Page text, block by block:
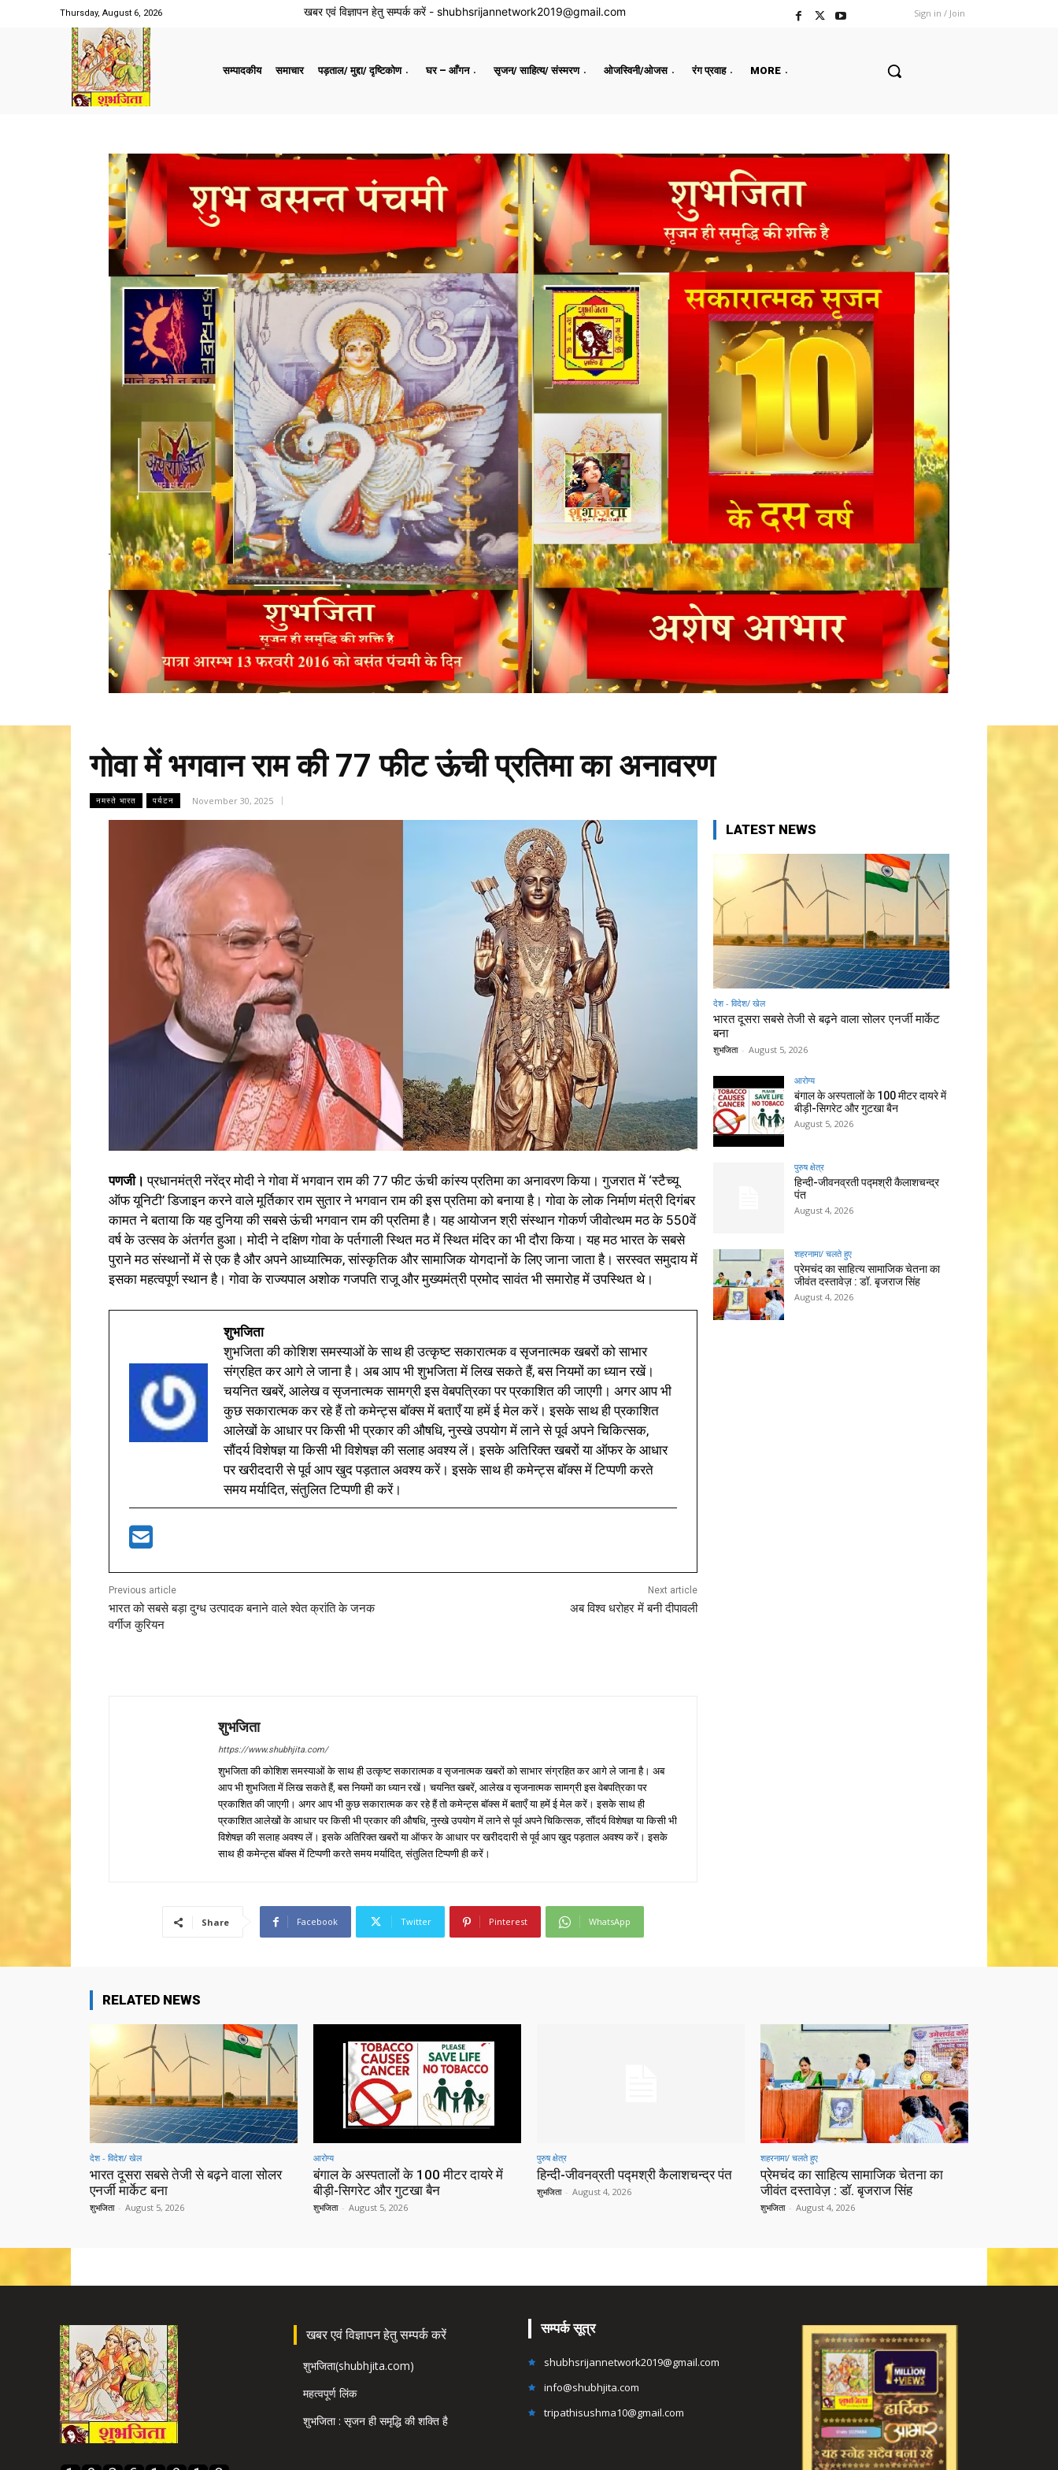
Thursday, August 6, 2026 खबर एवं विज्ञापन हेतु सम्पर्क करें - shubhsrijannetwork2019@gmail.com Sign in / Join
सम्पादकीय समाचार पड़ताल/ मुद्दा/ दृष्टिकोण घर – आँगन सृजन/ साहित्य/ संस्मरण ओजस्विनी/ओजस रंग प्रवाह MORE
गोवा में भगवान राम की 77 फीट ऊंची प्रतिमा का अनावरण
नमस्ते भारत पर्यटन November 30, 2025
पणजी। प्रधानमंत्री नरेंद्र मोदी ने गोवा में भगवान राम की 77 फीट ऊंची कांस्य प्रतिमा का अनावरण किया। गुजरात में ‘स्टैच्यू
ऑफ यूनिटी’ डिजाइन करने वाले मूर्तिकार राम सुतार ने भगवान राम की इस प्रतिमा को बनाया है। गोवा के लोक निर्माण मंत्री दिगंबर
कामत ने बताया कि यह दुनिया की सबसे ऊंची भगवान राम की प्रतिमा है। यह आयोजन श्री संस्थान गोकर्ण जीवोत्थम मठ के 550वें
वर्ष के उत्सव के अंतर्गत हुआ। मोदी ने दक्षिण गोवा के पर्तगाली स्थित मठ में स्थित मंदिर का भी दौरा किया। यह मठ भारत के सबसे
पुराने मठ संस्थानों में से एक है और अपने आध्यात्मिक, सांस्कृतिक और सामाजिक योगदानों के लिए जाना जाता है। सरस्वत समुदाय में
इसका महत्वपूर्ण स्थान है। गोवा के राज्यपाल अशोक गजपति राजू और मुख्यमंत्री प्रमोद सावंत भी समारोह में उपस्थित थे।
शुभजिता
शुभजिता की कोशिश समस्याओं के साथ ही उत्कृष्ट सकारात्मक व सृजनात्मक खबरों को साभार
संग्रहित कर आगे ले जाना है। अब आप भी शुभजिता में लिख सकते हैं, बस नियमों का ध्यान रखें।
चयनित खबरें, आलेख व सृजनात्मक सामग्री इस वेबपत्रिका पर प्रकाशित की जाएगी। अगर आप भी
कुछ सकारात्मक कर रहे हैं तो कमेन्ट्स बॉक्स में बताएँ या हमें ई मेल करें। इसके साथ ही प्रकाशित
आलेखों के आधार पर किसी भी प्रकार की औषधि, नुस्खे उपयोग में लाने से पूर्व अपने चिकित्सक,
सौंदर्य विशेषज्ञ या किसी भी विशेषज्ञ की सलाह अवश्य लें। इसके अतिरिक्त खबरों या ऑफर के आधार
पर खरीददारी से पूर्व आप खुद पड़ताल अवश्य करें। इसके साथ ही कमेन्ट्स बॉक्स में टिप्पणी करते
समय मर्यादित, संतुलित टिप्पणी ही करें।
Previous article
भारत को सबसे बड़ा दुग्ध उत्पादक बनाने वाले श्वेत क्रांति के जनक
वर्गीज कुरियन
Next article
अब विश्व धरोहर में बनी दीपावली
शुभजिता
https://www.shubhjita.com/
शुभजिता की कोशिश समस्याओं के साथ ही उत्कृष्ट सकारात्मक व सृजनात्मक खबरों को साभार संग्रहित कर आगे ले जाना है। अब
आप भी शुभजिता में लिख सकते हैं, बस नियमों का ध्यान रखें। चयनित खबरें, आलेख व सृजनात्मक सामग्री इस वेबपत्रिका पर
प्रकाशित की जाएगी। अगर आप भी कुछ सकारात्मक कर रहे हैं तो कमेन्ट्स बॉक्स में बताएँ या हमें ई मेल करें। इसके साथ ही
प्रकाशित आलेखों के आधार पर किसी भी प्रकार की औषधि, नुस्खे उपयोग में लाने से पूर्व अपने चिकित्सक, सौंदर्य विशेषज्ञ या किसी भी
विशेषज्ञ की सलाह अवश्य लें। इसके अतिरिक्त खबरों या ऑफर के आधार पर खरीददारी से पूर्व आप खुद पड़ताल अवश्य करें। इसके
साथ ही कमेन्ट्स बॉक्स में टिप्पणी करते समय मर्यादित, संतुलित टिप्पणी ही करें।
Share Facebook Twitter Pinterest WhatsApp
LATEST NEWS
देश - विदेश/ खेल
भारत दूसरा सबसे तेजी से बढ़ने वाला सोलर एनर्जी मार्केट
बना
शुभजिता - August 5, 2026
आरोग्य
बंगाल के अस्पतालों के 100 मीटर दायरे में
बीड़ी-सिगरेट और गुटखा बैन
August 5, 2026
पुरुष क्षेत्र
हिन्‍दी-जीवनव्रती पद्मश्री कैलाशचन्‍द्र
पंत
August 4, 2026
शहरनामा/ चलते हुए
प्रेमचंद का साहित्य सामाजिक चेतना का
जीवंत दस्तावेज़ : डॉ. बृजराज सिंह
August 4, 2026
RELATED NEWS
देश - विदेश/ खेल
भारत दूसरा सबसे तेजी से बढ़ने वाला सोलर
एनर्जी मार्केट बना
शुभजिता - August 5, 2026
आरोग्य
बंगाल के अस्पतालों के 100 मीटर दायरे में
बीड़ी-सिगरेट और गुटखा बैन
शुभजिता - August 5, 2026
पुरुष क्षेत्र
हिन्‍दी-जीवनव्रती पद्मश्री कैलाशचन्‍द्र पंत
शुभजिता - August 4, 2026
शहरनामा/ चलते हुए
प्रेमचंद का साहित्य सामाजिक चेतना का
जीवंत दस्तावेज़ : डॉ. बृजराज सिंह
शुभजिता - August 4, 2026
खबर एवं विज्ञापन हेतु सम्पर्क करें
शुभजिता(shubhjita.com)
महत्वपूर्ण लिंक
शुभजिता : सृजन ही समृद्धि की शक्ति है
सम्पर्क सूत्र
shubhsrijannetwork2019@gmail.com
info@shubhjita.com
tripathisushma10@gmail.com